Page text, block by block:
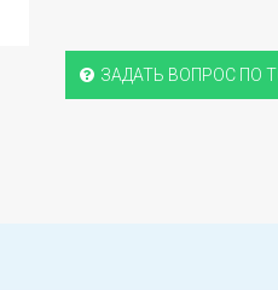
ЗАДАТЬ ВОПРОС ПО